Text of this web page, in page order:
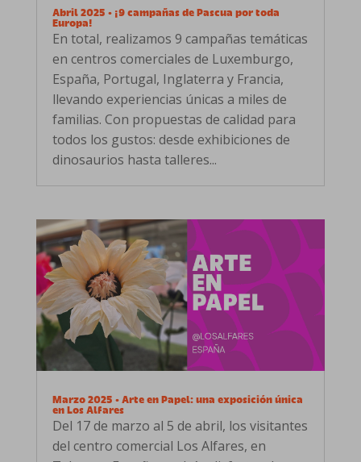
Abril 2025 • ¡9 campañas de Pascua por toda
Europa!
En total, realizamos 9 campañas temáticas
en centros comerciales de Luxemburgo,
España, Portugal, Inglaterra y Francia,
llevando experiencias únicas a miles de
familias. Con propuestas de calidad para
todos los gustos: desde exhibiciones de
dinosaurios hasta talleres...
Marzo 2025 • Arte en Papel: una exposición única
en Los Alfares
Del 17 de marzo al 5 de abril, los visitantes
del centro comercial Los Alfares, en